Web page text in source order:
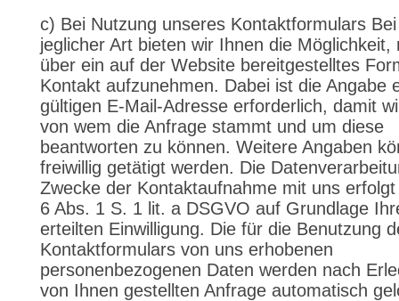
c) Bei Nutzung unseres Kontaktformulars
jeglicher Art bieten wir Ihnen die Möglichkeit,
über ein auf der Website bereitgestelltes
Kontakt aufzunehmen. Dabei ist die Angabe
gültigen E-Mail-Adresse erforderlich, damit
von wem die Anfrage stammt und um diese
beantworten zu können. Weitere Angaben
freiwillig getätigt werden. Die
Zwecke der Kontaktaufnahme mit uns
6 Abs. 1 S. 1 lit. a DSGVO auf Grundlage
erteilten Einwilligung. Die für die Benutzung
Kontaktformulars von uns erhobenen
personenbezogenen Daten werden nach
von Ihnen gestellten Anfrage automatisch